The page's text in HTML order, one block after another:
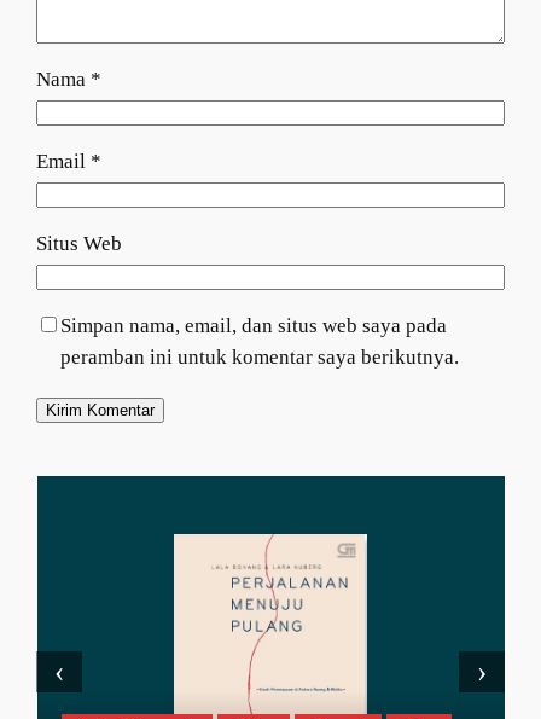
Nama *
Email *
Situs Web
Simpan nama, email, dan situs web saya pada
peramban ini untuk komentar saya berikutnya.
‹ ›